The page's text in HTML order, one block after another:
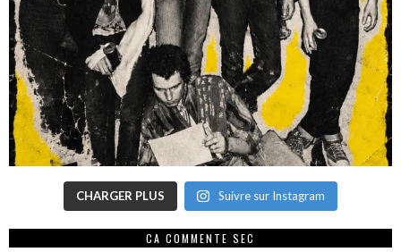
CHARGER PLUS Suivre sur Instagram
CA COMMENTE SEC